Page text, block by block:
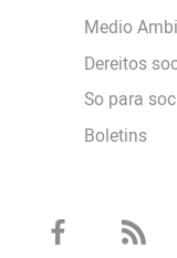
Medio
Dereitos
So para
Boletins